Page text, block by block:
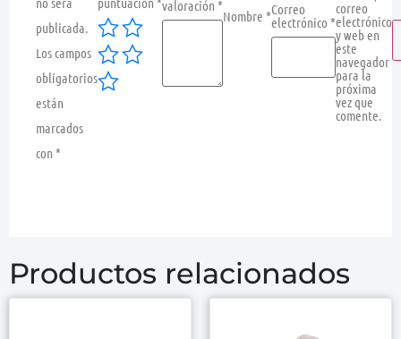
publicada.
Los campos
obligatorios
están
marcados
con *
valoración *
Nombre *Correo
electrónico *
correo
electrónico
y web en
este
navegador
para la
próxima
vez que
comente.
Productos relacionados